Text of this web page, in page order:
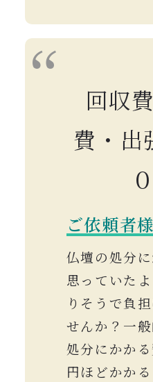
回収
費・出
ご依頼者
仏壇の処分
思っていた
りそうで負
せんか？一
処分にかか
円ほどかか